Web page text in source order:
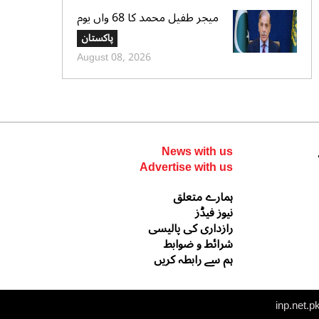
میجر طفیل محمد کا 68 واں یوم
شہادت عقیدت واحترام سے منایا
گیا، وزیراعظم و سروسز چیفس کا
خراجِ عقیدت
پاکستان
August 08, 2026
News with us
Advertise with us
ہمارے متعلق
نیوز فیڈز
رازداری کی پالیسی
شرائط و ضوابط
ہم سے رابطہ کریں